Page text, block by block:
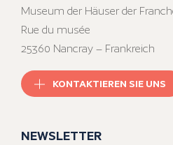
Museum der Häuser der
Rue du musée
25360 Nancray – Frankreich
KONTAKTIEREN SIE UNS
NEWSLETTER